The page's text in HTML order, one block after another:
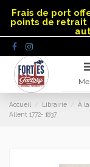
Frais de port
points de retrait
Accueil Librairie
À
Allent 1772- 1837